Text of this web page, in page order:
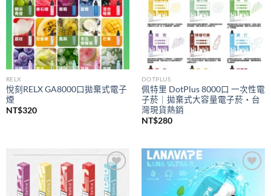
RELX
悅刻RELX GA8000口拋棄式電子
煙
NT$320
DOTPLUS
佩特里 DotPlus 8000口 一次性電
子菸｜拋棄式大容量電子菸・台
灣現貨熱銷
NT$280
Add to
wishlist
Add to
wishlist